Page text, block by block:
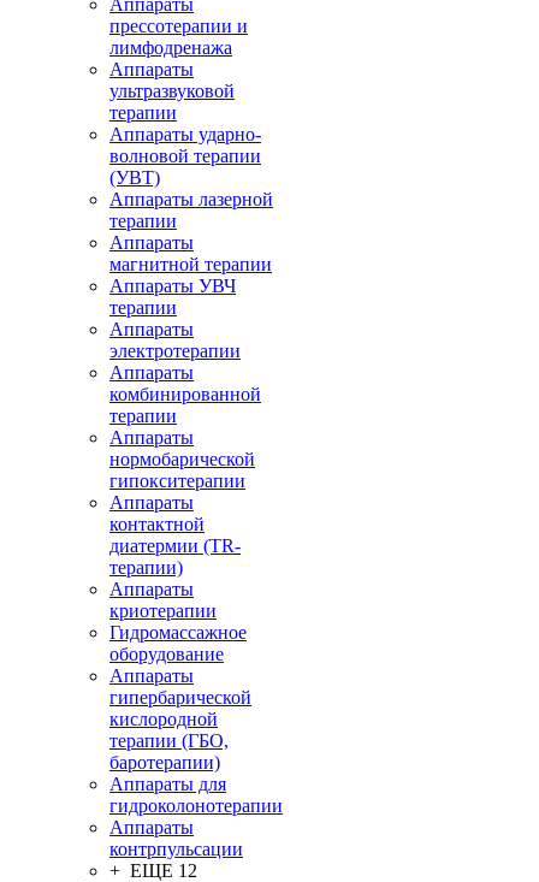
Аппараты
прессотерапии и
лимфодренажа
Аппараты
ультразвуковой
терапии
Аппараты ударно-
волновой терапии
(УВТ)
Аппараты лазерной
терапии
Аппараты
магнитной терапии
Аппараты УВЧ
терапии
Аппараты
электротерапии
Аппараты
комбинированной
терапии
Аппараты
нормобарической
гипокситерапии
Аппараты
контактной
диатермии (TR-
терапии)
Аппараты
криотерапии
Гидромассажное
оборудование
Аппараты
гипербарической
кислородной
терапии (ГБО,
баротерапии)
Аппараты для
гидроколонотерапии
Аппараты
контрпульсации
+ ЕЩЕ 12